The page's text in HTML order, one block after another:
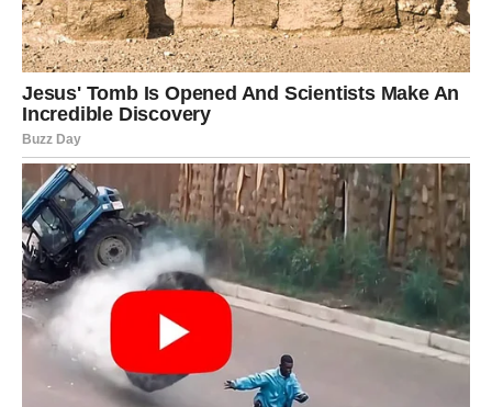
VODOLIJA – Novi početak koji
ruši sve granice
Vodolije su u prethodnom periodu prolazile kroz čudne i
nejasne faze. Mnogo ste razmišljali, mnogo ste se lomili,
puno toga ste morali da pustite, čak i kad vas je bolelo. Ali
Vodolija je znak koji se uvek rađa iz sopstvenog pepela.
I sada — stiže najveći preokret do sada.
1. Nagrada za hrabrost
Sve što ste uradili u poslednjih godinu dana — sada vam